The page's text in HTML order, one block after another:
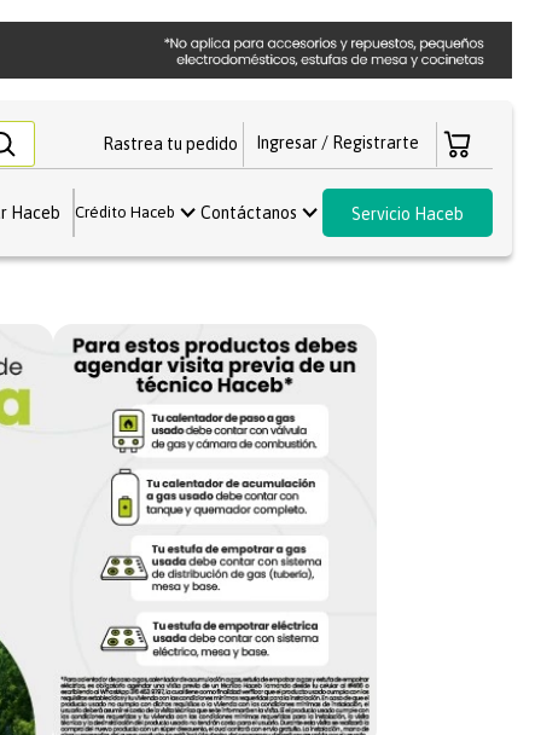
Rastrea tu pedido
Haceb Crédito Haceb Contáctanos Servicio Haceb